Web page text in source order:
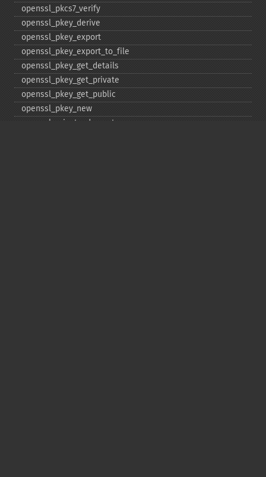
openssl_​pkcs7_​verify
openssl_​pkey_​derive
openssl_​pkey_​export
openssl_​pkey_​export_​to_​file
openssl_​pkey_​get_​details
openssl_​pkey_​get_​private
openssl_​pkey_​get_​public
openssl_​pkey_​new
openssl_​private_​decrypt